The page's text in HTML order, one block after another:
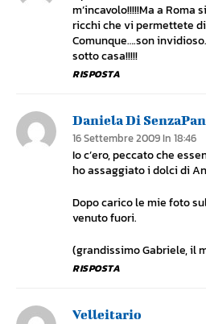
m’incavolo!!!!!Ma a
ricchi che vi permettete
Comunque….son
sotto casa!!!!!
RISPOSTA
Daniela Di
16 Settembre 2009 In 18:46
Io c’ero, peccato che
ho assaggiato i dolci di
Dopo carico le mie foto
venuto fuori.
(grandissimo Gabriele, il
RISPOSTA
Velleitario